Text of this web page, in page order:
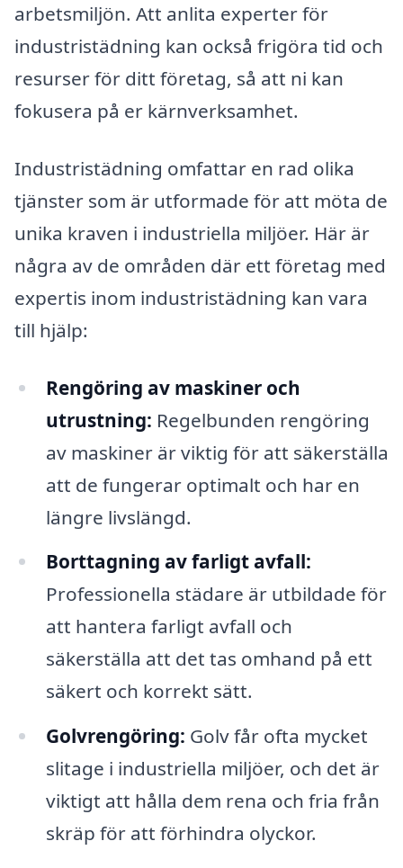
arbetsmiljön. Att anlita experter för
industristädning kan också frigöra tid och
resurser för ditt företag, så att ni kan
fokusera på er kärnverksamhet.
Industristädning omfattar en rad olika
tjänster som är utformade för att möta de
unika kraven i industriella miljöer. Här är
några av de områden där ett företag med
expertis inom industristädning kan vara
till hjälp:
Rengöring av maskiner och
utrustning: Regelbunden rengöring
av maskiner är viktig för att säkerställa
att de fungerar optimalt och har en
längre livslängd.
Borttagning av farligt avfall:
Professionella städare är utbildade för
att hantera farligt avfall och
säkerställa att det tas omhand på ett
säkert och korrekt sätt.
Golvrengöring: Golv får ofta mycket
slitage i industriella miljöer, och det är
viktigt att hålla dem rena och fria från
skräp för att förhindra olyckor.